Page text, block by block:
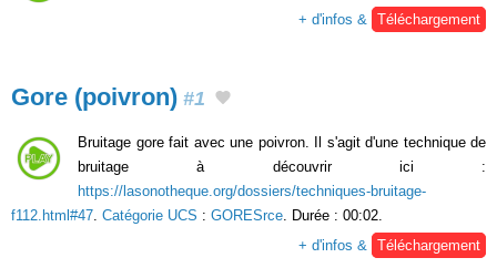
+ d'infos & Téléchargement
Gore (poivron) #1
Bruitage gore fait avec une poivron. Il s'agit d'une technique de
bruitage à découvrir ici :
https://lasonotheque.org/dossiers/techniques-bruitage-
f112.html#47. Catégorie UCS : GORESrce. Durée : 00:02.
+ d'infos & Téléchargement